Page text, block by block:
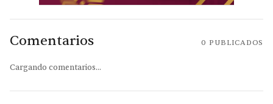
Comentarios 0 PUBLICADOS
Cargando comentarios...